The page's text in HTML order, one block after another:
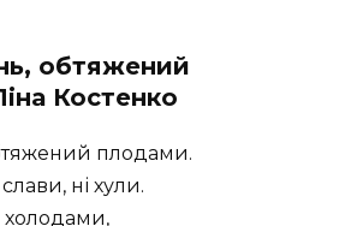
обтяжений
Костенко
плодами.
ні хули.
холодами,